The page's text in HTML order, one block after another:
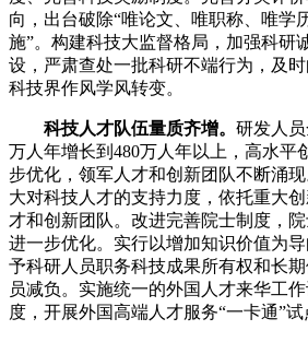
向，出台破除“唯论文、唯职称、唯学
施”。构建科技大监督格局，加强科研
设，严肃查处一批科研不端行为，及
科技界作风学风转变。
科技人才队伍量质齐增。 研发人
万人年增长到480万人年以上，高水平
步优化，领军人才和创新团队不断涌
大对科技人才的支持力度，依托重大
才和创新团队。改进完善院士制度，
进一步优化。实行以增加知识价值为
予科研人员职务科技成果所有权和长
员减负。实施统一的外国人才来华工
度，开展外国高端人才服务“一卡通”试